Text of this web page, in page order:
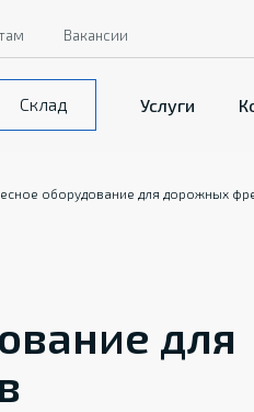
Склад Услуги
Вакансии
оборудование для дорожных
для